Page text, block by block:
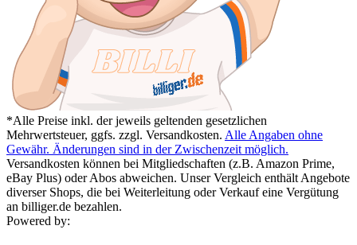
*Alle Preise inkl. der jeweils geltenden gesetzlichen
Mehrwertsteuer, ggfs. zzgl. Versandkosten. Alle Angaben ohne
Gewähr. Änderungen sind in der Zwischenzeit möglich.
Versandkosten können bei Mitgliedschaften (z.B. Amazon Prime,
eBay Plus) oder Abos abweichen. Unser Vergleich enthält Angebote
diverser Shops, die bei Weiterleitung oder Verkauf eine Vergütung
an billiger.de bezahlen.
Powered by: